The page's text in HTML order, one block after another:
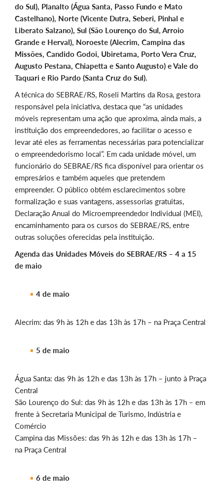
do Sul), Planalto (Água Santa, Passo Fundo e Mato
Castelhano), Norte (Vicente Dutra, Seberi, Pinhal e
Liberato Salzano), Sul (São Lourenço do Sul, Arroio
Grande e Herval), Noroeste (Alecrim, Campina das
Missões, Candido Godoi, Ubiretama, Porto Vera Cruz,
Augusto Pestana, Chiapetta e Santo Augusto) e Vale do
Taquari e Rio Pardo (Santa Cruz do Sul).
A técnica do SEBRAE/RS, Roseli Martins da Rosa, gestora
responsável pela iniciativa, destaca que “as unidades
móveis representam uma ação que aproxima, ainda mais, a
instituição dos empreendedores, ao facilitar o acesso e
levar até eles as ferramentas necessárias para potencializar
o empreendedorismo local”. Em cada unidade móvel, um
funcionário do SEBRAE/RS fica disponível para orientar os
empresários e também aqueles que pretendem
empreender. O público obtém esclarecimentos sobre
formalização e suas vantagens, assessorias gratuitas,
Declaração Anual do Microempreendedor Individual (MEI),
encaminhamento para os cursos do SEBRAE/RS, entre
outras soluções oferecidas pela instituição.
Agenda das Unidades Móveis do SEBRAE/RS – 4 a 15
de maio
4 de maio
Alecrim: das 9h às 12h e das 13h às 17h – na Praça Central
5 de maio
Água Santa: das 9h às 12h e das 13h às 17h – junto à Praça
Central
São Lourenço do Sul: das 9h às 12h e das 13h às 17h – em
frente à Secretaria Municipal de Turismo, Indústria e
Comércio
Campina das Missões: das 9h às 12h e das 13h às 17h –
na Praça Central
6 de maio